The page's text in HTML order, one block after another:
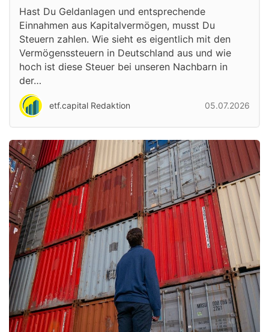
Hast Du Geldanlagen und entsprechende
Einnahmen aus Kapitalvermögen, musst Du
Steuern zahlen. Wie sieht es eigentlich mit den
Vermögenssteuern in Deutschland aus und wie
hoch ist diese Steuer bei unseren Nachbarn in
der…
etf.capital Redaktion 05.07.2026